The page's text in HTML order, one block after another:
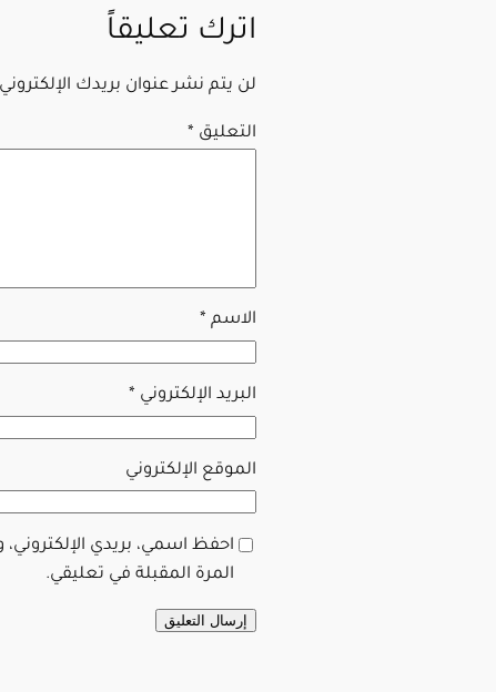
اترك تعليقاً
لن يتم نشر عنوان بريدك
التعليق *
الاسم *
البريد الإلكتروني *
الموقع الإلكتروني
احفظ اسمي، بريدي
المرة المقبلة في تعليقي.